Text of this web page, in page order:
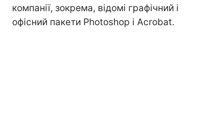
компанії, зокрема, відомі графічний і
офісний пакети Photoshop і Acrobat.